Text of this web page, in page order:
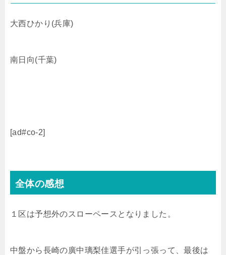
大西ひかり(兵庫)
南日向(千葉)
[ad#co-2]
全体の感想
１区は予想外のスローペースとなりました。
中盤から長崎の廣中璃梨佳選手が引っ張って、最後は